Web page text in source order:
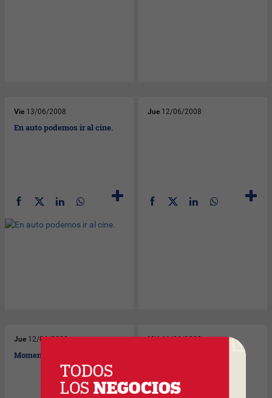
Vie 13/06/2008
En auto podemos ir al cine.
Jue 12/06/2008
Jue 12/06/2008
Momento de Postres Olaso.
Mié11/06/2008